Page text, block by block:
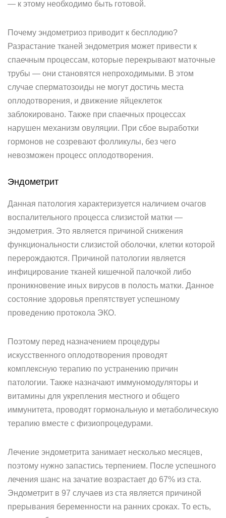
— к этому необходимо быть готовой.
Почему эндометриоз приводит к бесплодию?
Разрастание тканей эндометрия может привести к
спаечным процессам, которые перекрывают маточные
трубы — они становятся непроходимыми. В этом
случае сперматозоиды не могут достичь места
оплодотворения, и движение яйцеклеток
заблокировано. Также при спаечных процессах
нарушен механизм овуляции. При сбое выработки
гормонов не созревают фолликулы, без чего
невозможен процесс оплодотворения.
Эндометрит
Данная патология характеризуется наличием очагов
воспалительного процесса слизистой матки —
эндометрия. Это является причиной снижения
функциональности слизистой оболочки, клетки которой
перерождаются. Причиной патологии является
инфицирование тканей кишечной палочкой либо
проникновение иных вирусов в полость матки. Данное
состояние здоровья препятствует успешному
проведению протокола ЭКО.
Поэтому перед назначением процедуры
искусственного оплодотворения проводят
комплексную терапию по устранению причин
патологии. Также назначают иммуномодуляторы и
витамины для укрепления местного и общего
иммунитета, проводят гормональную и метаболическую
терапию вместе с физиопроцедурами.
Лечение эндометрита занимает несколько месяцев,
поэтому нужно запастись терпением. После успешного
лечения шанс на зачатие возрастает до 67% из ста.
Эндометрит в 97 случаев из ста является причиной
прерывания беременности на ранних сроках. То есть,